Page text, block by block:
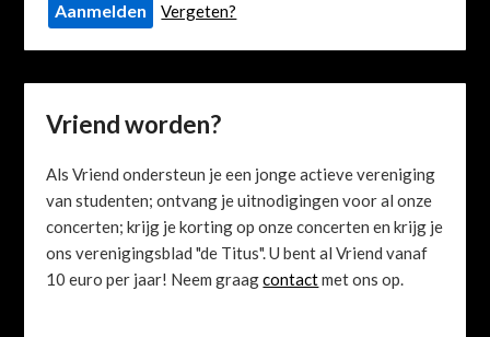
Vergeten?
Vriend worden?
Als Vriend ondersteun je een jonge actieve vereniging
van studenten; ontvang je uitnodigingen voor al onze
concerten; krijg je korting op onze concerten en krijg je
ons verenigingsblad "de Titus". U bent al Vriend vanaf
10 euro per jaar! Neem graagcontactmet ons op.